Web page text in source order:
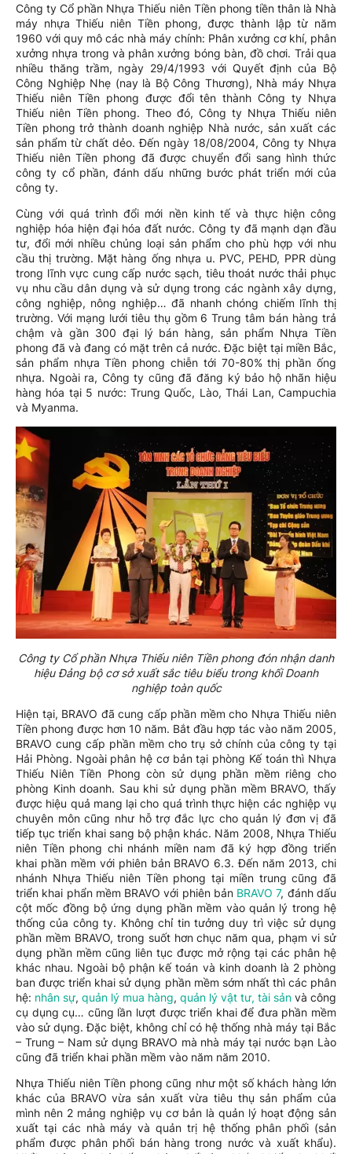
Công ty Cổ phần Nhựa Thiếu niên Tiền phong tiền thân là Nhà
máy nhựa Thiếu niên Tiền phong, được thành lập từ năm
1960 với quy mô các nhà máy chính: Phân xưởng cơ khí, phân
xưởng nhựa trong và phân xưởng bóng bàn, đồ chơi. Trải qua
nhiều thăng trầm, ngày 29/4/1993 với Quyết định của Bộ
Công Nghiệp Nhẹ (nay là Bộ Công Thương), Nhà máy Nhựa
Thiếu niên Tiền phong được đổi tên thành Công ty Nhựa
Thiếu niên Tiền phong. Theo đó, Công ty Nhựa Thiếu niên
Tiền phong trở thành doanh nghiệp Nhà nước, sản xuất các
sản phẩm từ chất dẻo. Đến ngày 18/08/2004, Công ty Nhựa
Thiếu niên Tiền phong đã được chuyển đổi sang hình thức
công ty cổ phần, đánh dấu những bước phát triển mới của
công ty.
Cùng với quá trình đổi mới nền kinh tế và thực hiện công
nghiệp hóa hiện đại hóa đất nước. Công ty đã mạnh dạn đầu
tư, đổi mới nhiều chủng loại sản phẩm cho phù hợp với nhu
cầu thị trường. Mặt hàng ống nhựa u. PVC, PEHD, PPR dùng
trong lĩnh vực cung cấp nước sạch, tiêu thoát nước thải phục
vụ nhu cầu dân dụng và sử dụng trong các ngành xây dựng,
công nghiệp, nông nghiệp… đã nhanh chóng chiếm lĩnh thị
trường. Với mạng lưới tiêu thụ gồm 6 Trung tâm bán hàng trả
chậm và gần 300 đại lý bán hàng, sản phẩm Nhựa Tiền
phong đã và đang có mặt trên cả nước. Đặc biệt tại miền Bắc,
sản phẩm nhựa Tiền phong chiễn tới 70-80% thị phần ống
nhựa. Ngoài ra, Công ty cũng đã đăng ký bảo hộ nhãn hiệu
hàng hóa tại 5 nước: Trung Quốc, Lào, Thái Lan, Campuchia
và Myanma.
Công ty Cổ phần Nhựa Thiếu niên Tiền phong đón nhận danh
hiệu Đảng bộ cơ sở xuất sắc tiêu biểu trong khối Doanh
nghiệp toàn quốc
Hiện tại, BRAVO đã cung cấp phần mềm cho Nhựa Thiếu niên
Tiền phong được hơn 10 năm. Bắt đầu hợp tác vào năm 2005,
BRAVO cung cấp phần mềm cho trụ sở chính của công ty tại
Hải Phòng. Ngoài phân hệ cơ bản tại phòng Kế toán thì Nhựa
Thiếu Niên Tiền Phong còn sử dụng phần mềm riêng cho
phòng Kinh doanh. Sau khi sử dụng phần mềm BRAVO, thấy
được hiệu quả mang lại cho quá trình thực hiện các nghiệp vụ
chuyên môn cũng như hỗ trợ đắc lực cho quản lý đơn vị đã
tiếp tục triển khai sang bộ phận khác. Năm 2008, Nhựa Thiếu
niên Tiền phong chi nhánh miền nam đã ký hợp đồng triển
khai phần mềm với phiên bản BRAVO 6.3. Đến năm 2013, chi
nhánh Nhựa Thiếu niên Tiền phong tại miền trung cũng đã
triển khai phẩn mềm BRAVO với phiên bản BRAVO 7, đánh dấu
cột mốc đồng bộ ứng dụng phần mềm vào quản lý trong hệ
thống của công ty. Không chỉ tin tưởng duy trì việc sử dụng
phần mềm BRAVO, trong suốt hơn chục năm qua, phạm vi sử
dụng phần mềm cũng liên tục được mở rộng tại các phân hệ
khác nhau. Ngoài bộ phận kế toán và kinh doanh là 2 phòng
ban được triển khai sử dụng phần mềm sớm nhất thì các phân
hệ: nhân sự, quản lý mua hàng, quản lý vật tư, tài sản và công
cụ dụng cụ… cũng lần lượt được triển khai để đưa phần mềm
vào sử dụng. Đặc biệt, không chỉ có hệ thống nhà máy tại Bắc
– Trung – Nam sử dụng BRAVO mà nhà máy tại nước bạn Lào
cũng đã triển khai phần mềm vào năm năm 2010.
Nhựa Thiếu niên Tiền phong cũng như một số khách hàng lớn
khác của BRAVO vừa sản xuất vừa tiêu thụ sản phẩm của
mình nên 2 mảng nghiệp vụ cơ bản là quản lý hoạt động sản
xuất tại các nhà máy và quản trị hệ thống phân phối (sản
phẩm được phân phối bán hàng trong nước và xuất khẩu).